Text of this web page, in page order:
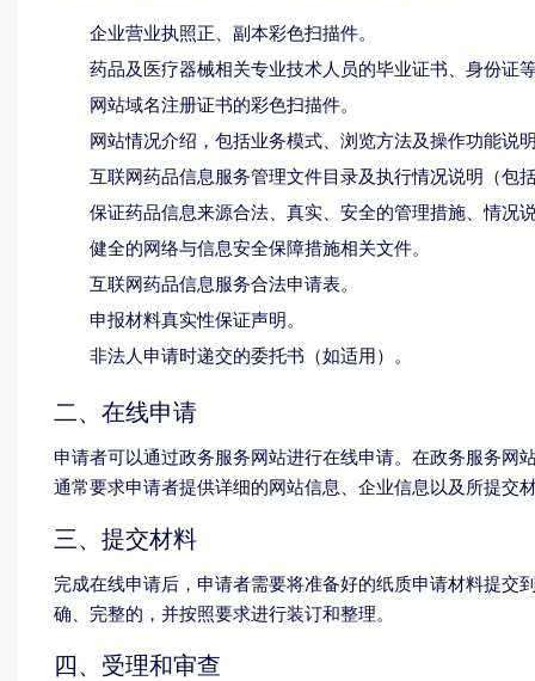
企业营业执照正、副本彩色扫描件。
药品及医疗器械相关专业技术人员的毕业证书、身份证
网站域名注册证书的彩色扫描件。
网站情况介绍，包括业务模式、浏览方法及操作功能说
互联网药品信息服务管理文件目录及执行情况说明（包
保证药品信息来源合法、真实、安全的管理措施、情况
健全的网络与信息安全保障措施相关文件。
互联网药品信息服务合法申请表。
申报材料真实性保证声明。
非法人申请时递交的委托书（如适用）。
二、在线申请
申请者可以通过政务服务网站进行在线申请。在政务服务网
通常要求申请者提供详细的网站信息、企业信息以及所提交
三、提交材料
完成在线申请后，申请者需要将准备好的纸质申请材料提
确、完整的，并按照要求进行装订和整理。
四、受理和审查